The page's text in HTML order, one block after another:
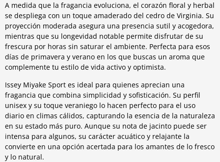
A medida que la fragancia evoluciona, el corazón floral y herbal
se despliega con un toque amaderado del cedro de Virginia. Su
proyección moderada asegura una presencia sutil y acogedora,
mientras que su longevidad notable permite disfrutar de su
frescura por horas sin saturar el ambiente. Perfecta para esos
días de primavera y verano en los que buscas un aroma que
complemente tu estilo de vida activo y optimista.
Issey Miyake Sport es ideal para quienes aprecian una
fragancia que combina simplicidad y sofisticación. Su perfil
unisex y su toque veraniego lo hacen perfecto para el uso
diario en climas cálidos, capturando la esencia de la naturaleza
en su estado más puro. Aunque su nota de jacinto puede ser
intensa para algunos, su carácter acuático y relajante la
convierte en una opción acertada para los amantes de lo fresco
y lo natural.